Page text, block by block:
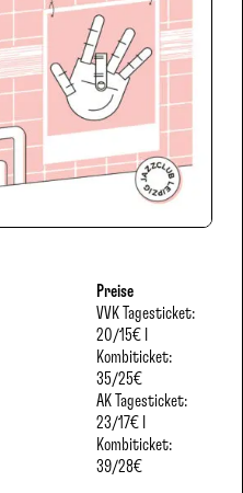
Preise
VVK Tagesticket:
20/15€ I
Kombiticket:
35/25€
AK Tagesticket:
23/17€ I
Kombiticket:
39/28€